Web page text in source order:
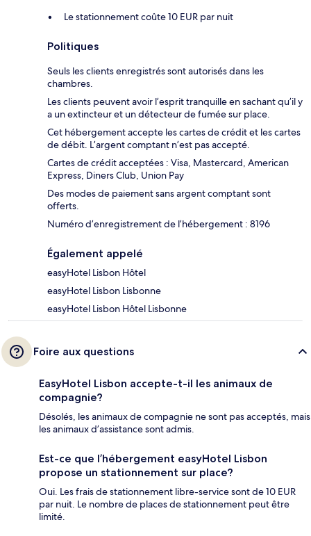
Le stationnement coûte 10 EUR par nuit
Politiques
Seuls les clients enregistrés sont autorisés dans les
chambres.
Les clients peuvent avoir l’esprit tranquille en sachant qu’il y
a un extincteur et un détecteur de fumée sur place.
Cet hébergement accepte les cartes de crédit et les cartes
de débit. L’argent comptant n’est pas accepté.
Cartes de crédit acceptées : Visa, Mastercard, American
Express, Diners Club, Union Pay
Des modes de paiement sans argent comptant sont
offerts.
Numéro d’enregistrement de l’hébergement : 8196
Également appelé
easyHotel Lisbon Hôtel
easyHotel Lisbon Lisbonne
easyHotel Lisbon Hôtel Lisbonne
Foire aux questions
EasyHotel Lisbon accepte-t-il les animaux de
compagnie?
Désolés, les animaux de compagnie ne sont pas acceptés, mais
les animaux d’assistance sont admis.
Est-ce que l’hébergement easyHotel Lisbon
propose un stationnement sur place?
Oui. Les frais de stationnement libre-service sont de 10 EUR
par nuit. Le nombre de places de stationnement peut être
limité.